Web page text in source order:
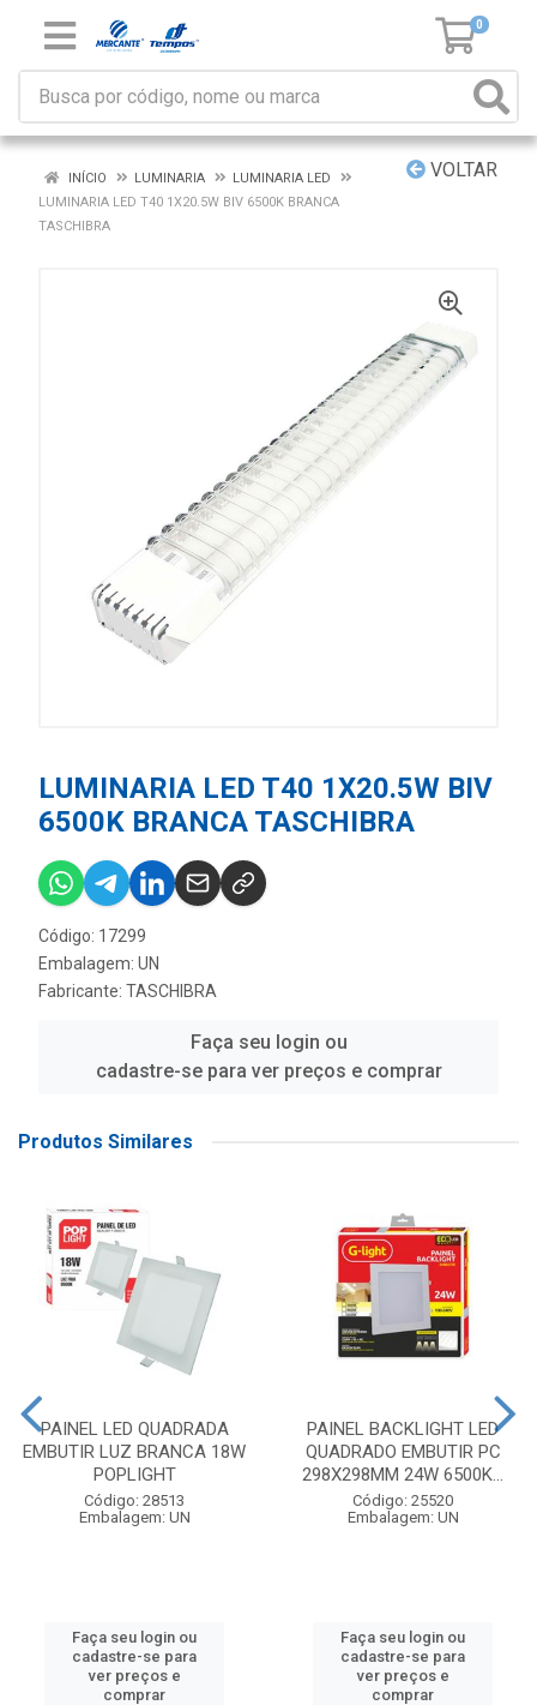
0
VOLTAR
INÍCIO LUMINARIA
LUMINARIA LED
LUMINARIA LED T40 1X20.5W BIV 6500K BRANCA
TASCHIBRA
LUMINARIA LED T40 1X20.5W BIV
6500K BRANCA TASCHIBRA
Código: 17299
Embalagem: UN
Fabricante: TASCHIBRA
Faça seu login ou
cadastre-se para ver preços e comprar
Produtos Similares
PAINEL LED QUADRADA
EMBUTIR LUZ BRANCA 18W
POPLIGHT
Código: 28513
Embalagem: UN
Faça seu login ou
cadastre-se para
ver preços e
comprar
PAINEL BACKLIGHT LED
QUADRADO EMBUTIR PC
298X298MM 24W 6500K...
Código: 25520
Embalagem: UN
Faça seu login ou
cadastre-se para
ver preços e
comprar